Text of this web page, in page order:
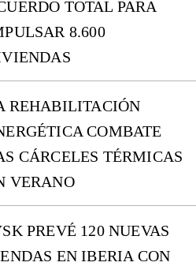
TOTAL PARA
8.600
REHABILITACIÓN
COMBATE
CÁRCELES TÉRMICAS
VERANO
PREVÉ 120 NUEVAS
EN IBERIA CON